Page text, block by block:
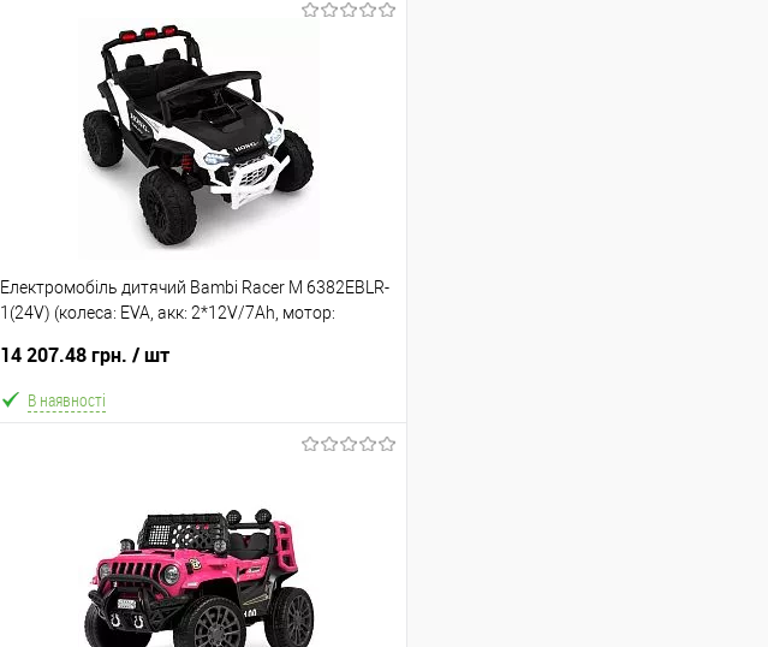
Електромобіль дитячий Bambi Racer M 6382EBLR-
1(24V) (колеса: EVA, акк: 2*12V/7Ah, мотор:
14 207.48 грн. / шт
В наявності
Порівняння
Склад зберігання